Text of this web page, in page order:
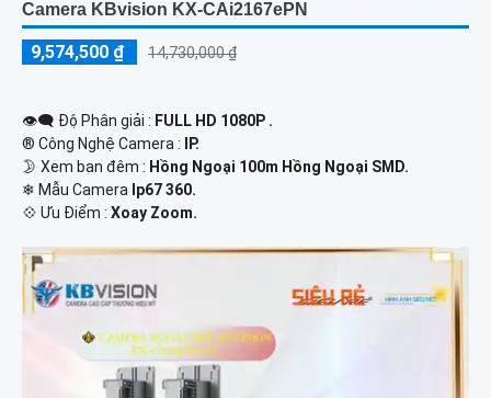
Camera KBvision KX-CAi2167ePN
9,574,500 ₫ 14,730,000 ₫
👁️‍🗨 Độ Phân giải : FULL HD 1080P .
®️ Công Nghệ Camera :
IP.
🌛 Xem ban đêm : Hồng Ngoại 100m Hồng Ngoại SMD.
❄ Mẫu Camera Ip67 360.
️💠 Ưu Điểm : Xoay Zoom.